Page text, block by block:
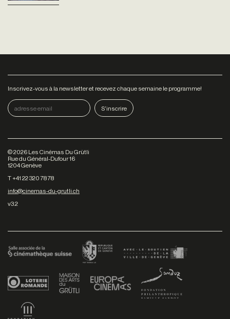
Inscrivez-vous à la newsletter et recevez chaque semaine le programme!
©2026 Les Cinémas Du Grütli
Rue du Général-Dufour 16
1204 Genève
T +41 22 320 78 78
info@cinemas-du-grutli.ch
v3.2